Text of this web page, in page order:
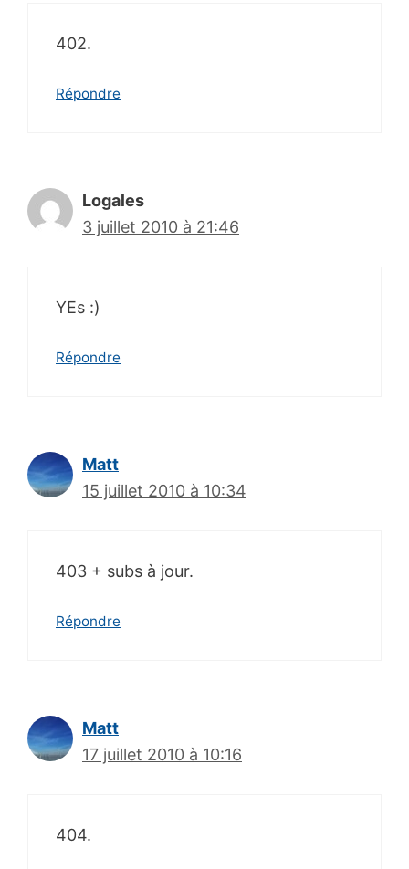
402.
Répondre
Logales
3 juillet 2010 à 21:46
YEs :)
Répondre
Matt
15 juillet 2010 à 10:34
403 + subs à jour.
Répondre
Matt
17 juillet 2010 à 10:16
404.